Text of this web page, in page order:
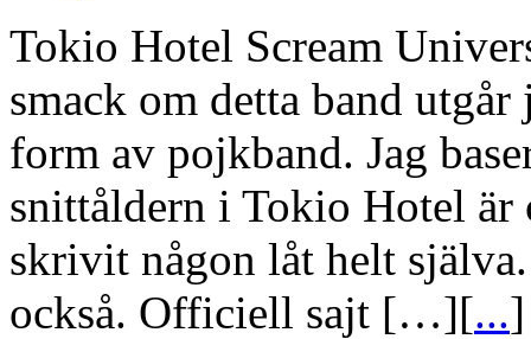
Tokio Hotel Scream
smack om detta band
form av pojkband. Jag
snittåldern i Tokio Hotel är
skrivit någon låt helt
också. Officiell sajt […][...]